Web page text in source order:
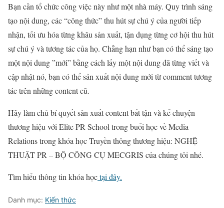
Bạn cần tổ chức công việc này như một nhà máy. Quy trình sáng
tạo nội dung, các “công thức” thu hút sự chú ý của người tiếp
nhận, tối ưu hóa từng khâu sản xuất, tận dụng từng cơ hội thu hút
sự chú ý và tương tác của họ. Chẳng hạn như bạn có thể sáng tạo
một nội dung ”mới” bằng cách lấy một nội dung đã từng viết và
cập nhật nó, bạn có thể sản xuất nội dung mới từ comment tương
tác trên những content cũ.
Hãy làm chủ bí quyết sản xuất content bất tận và kể chuyện
thương hiệu với Elite PR School trong buổi học về Media
Relations trong khóa học Truyền thông thương hiệu: NGHỆ
THUẬT PR – BỘ CÔNG CỤ MECGRIS của chúng tôi nhé.
Tìm hiểu thông tin khóa họctại đây.
Danh mục: Kiến thức